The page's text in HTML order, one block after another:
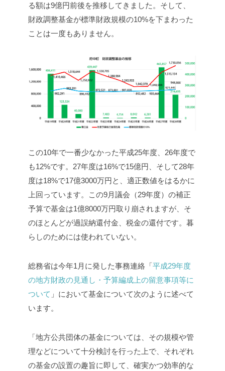
る額は9億円前後を推移してきました。そして、
財政調整基金が標準財政規模の10%を下まわった
ことは一度もありません。
この10年で一番少なかった平成25年度、26年度で
も12%です。27年度は16%で15億円、そして28年
度は18%で17億3000万円と、適正数値をはるかに
上回っています。この9月議会（29年度）の補正
予算で基金は1億8000万円取り崩されますが、そ
のほとんどが過誤納還付金、税金の還付です。暮
らしのためには使われていない。
総務省は今年1月に発した事務連絡「平成29年度
の地方財政の見通し・予算編成上の留意事項等に
ついて 」において基金について次のように述べて
います。
「地方公共団体の基金については、その規模や管
理などについて十分検討を行った上で、それぞれ
の基金の設置の趣旨に即して、確実かつ効率的な